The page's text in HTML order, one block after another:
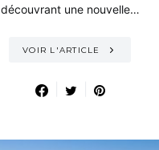
découvrant une nouvelle…
VOIR L'ARTICLE